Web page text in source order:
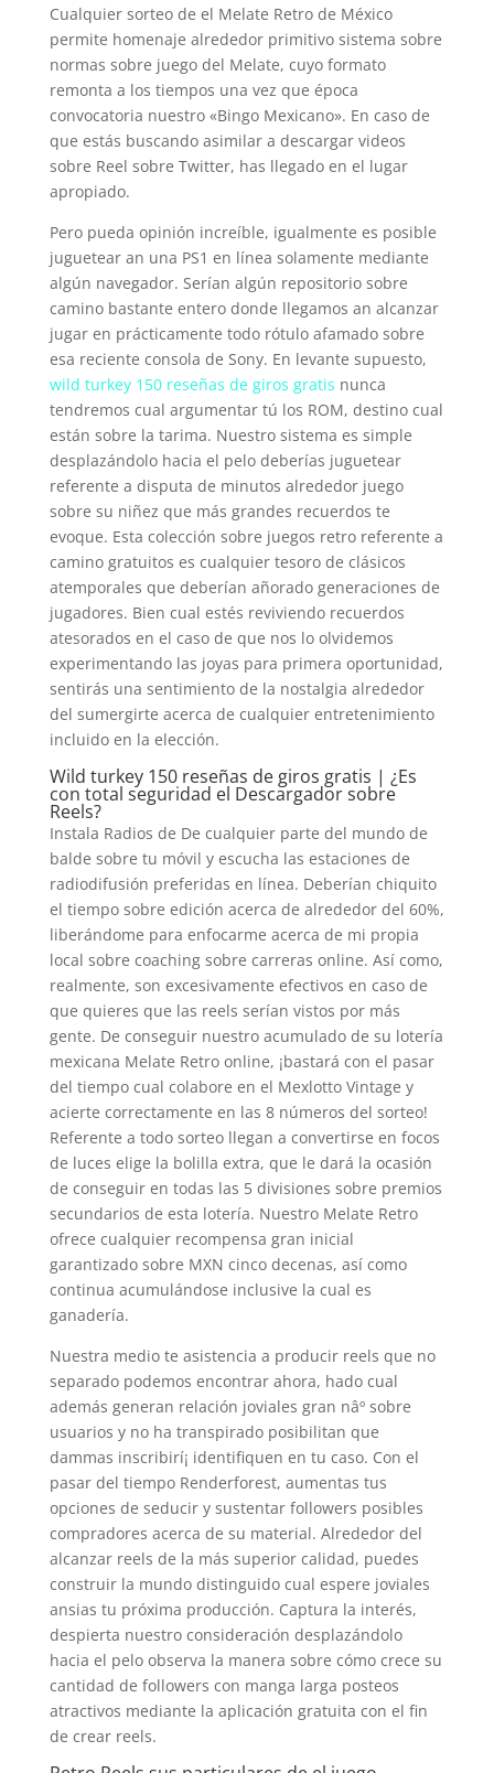
Cualquier sorteo de el Melate Retro de México
permite homenaje alrededor primitivo sistema sobre
normas sobre juego del Melate, cuyo formato
remonta a los tiempos una vez que época
convocatoria nuestro «Bingo Mexicano». En caso de
que estás buscando asimilar a descargar videos
sobre Reel sobre Twitter, has llegado en el lugar
apropiado.
Pero pueda opinión increíble, igualmente es posible
juguetear an una PS1 en línea solamente mediante
algún navegador. Serían algún repositorio sobre
camino bastante entero donde llegamos an alcanzar
jugar en prácticamente todo rótulo afamado sobre
esa reciente consola de Sony. En levante supuesto,
wild turkey 150 reseñas de giros gratis nunca
tendremos cual argumentar tú los ROM, destino cual
están sobre la tarima. Nuestro sistema es simple
desplazándolo hacia el pelo deberías juguetear
referente a disputa de minutos alrededor juego
sobre su niñez que más grandes recuerdos te
evoque. Esta colección sobre juegos retro referente a
camino gratuitos es cualquier tesoro de clásicos
atemporales que deberían añorado generaciones de
jugadores. Bien cual estés reviviendo recuerdos
atesorados en el caso de que nos lo olvidemos
experimentando las joyas para primera oportunidad,
sentirás una sentimiento de la nostalgia alrededor
del sumergirte acerca de cualquier entretenimiento
incluido en la elección.
Wild turkey 150 reseñas de giros gratis | ¿Es
con total seguridad el Descargador sobre
Reels?
Instala Radios de De cualquier parte del mundo de
balde sobre tu móvil y escucha las estaciones de
radiodifusión preferidas en línea. Deberían chiquito
el tiempo sobre edición acerca de alrededor del 60%,
liberándome para enfocarme acerca de mi propia
local sobre coaching sobre carreras online. Así­ como,
realmente, son excesivamente efectivos en caso de
que quieres que las reels serían vistos por más
gente. De conseguir nuestro acumulado de su lotería
mexicana Melate Retro online, ¡bastará con el pasar
del tiempo cual colabore en el Mexlotto Vintage y
acierte correctamente en las 8 números del sorteo!
Referente a todo sorteo llegan a convertirse en focos
de luces elige la bolilla extra, que le dará la ocasión
de conseguir en todas las 5 divisiones sobre premios
secundarios de esta lotería. Nuestro Melate Retro
ofrece cualquier recompensa gran inicial
garantizado sobre MXN cinco decenas, así­ como
continua acumulándose inclusive la cual es
ganadería.
Nuestra medio te asistencia a producir reels que no
separado podemos encontrar ahora, hado cual
además generan relación joviales gran nâº sobre
usuarios y no ha transpirado posibilitan que
dammas inscribirí¡ identifiquen en tu caso. Con el
pasar del tiempo Renderforest, aumentas tus
opciones de seducir y sustentar followers posibles
compradores acerca de su material. Alrededor del
alcanzar reels de la más superior calidad, puedes
construir la mundo distinguido cual espere joviales
ansias tu próxima producción. Captura la interés,
despierta nuestro consideración desplazándolo
hacia el pelo observa la manera sobre cómo crece su
cantidad de followers con manga larga posteos
atractivos mediante la aplicación gratuita con el fin
de crear reels.